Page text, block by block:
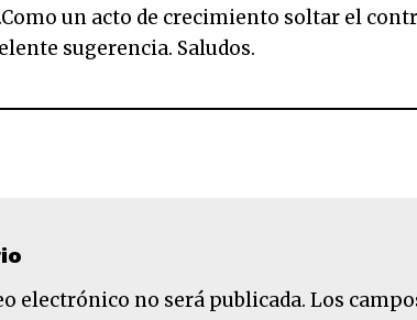
un acto de crecimiento soltar el
sugerencia. Saludos.
electrónico no será publicada. Los